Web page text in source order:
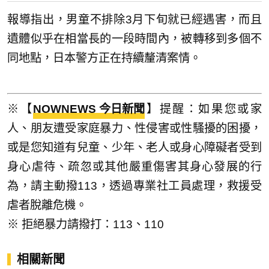
報導指出，男童不排除3月下旬就已經遇害，而且
遺體似乎在相當長的一段時間內，被轉移到多個不
同地點，日本警方正在持續釐清案情。
※【NOWNEWS 今日新聞 】提醒：如果您或家
人、朋友遭受家庭暴力、性侵害或性騷擾的困擾，
或是您知道有兒童、少年、老人或身心障礙者受到
身心虐待、疏忽或其他嚴重傷害其身心發展的行
為，請主動撥113，透過專業社工員處理，救援受
虐者脫離危機。
※ 拒絕暴力請撥打：113、110
相關新聞